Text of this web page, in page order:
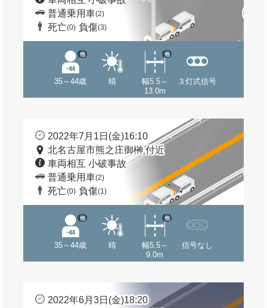
普通乗用車(2)
死亡(0) 負傷(3)
35～44歳
他
晴
幅5.5～
13.0m
他
３灯式信号
2022年7月1日(金)16:10
北名古屋市熊之庄御榊 付近
車両相互 小破事故
普通乗用車(2)
死亡(0) 負傷(1)
35～44歳
他
晴
幅5.5～
9.0m
他
信号なし
2022年6月3日(金)18:20